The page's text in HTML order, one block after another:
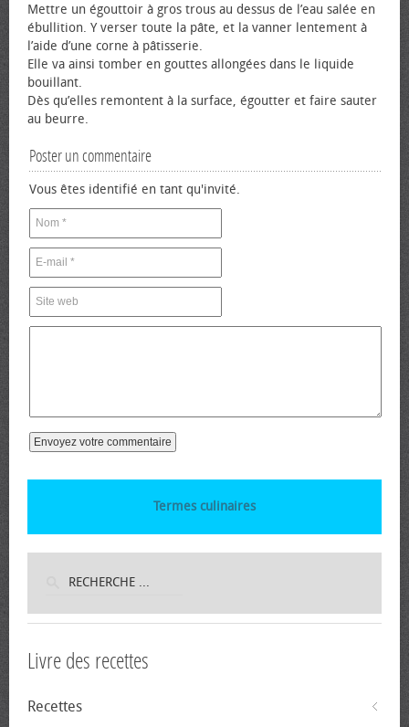
Mettre un égouttoir à gros trous au dessus de l’eau salée en
ébullition. Y verser toute la pâte, et la vanner lentement à
l’aide d’une corne à pâtisserie.
Elle va ainsi tomber en gouttes allongées dans le liquide
bouillant.
Dès qu’elles remontent à la surface, égoutter et faire sauter
au beurre.
Poster un commentaire
Vous êtes identifié en tant qu'invité.
Termes culinaires
Livre des recettes
Recettes